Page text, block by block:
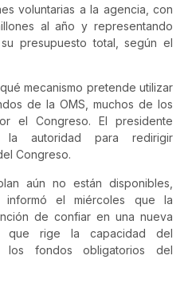
voluntarias a la agencia, con
al año y representando
presupuesto total, según el
mecanismo pretende utilizar
de la OMS, muchos de los
el Congreso. El presidente
la autoridad para redirigir
Congreso.
aún no están disponibles,
informó el miércoles que la
de confiar en una nueva
que rige la capacidad del
los fondos obligatorios del